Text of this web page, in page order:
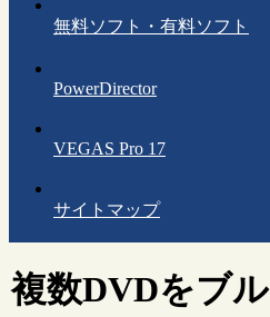
無料ソフト・有料ソフト
PowerDirector
VEGAS Pro 17
サイトマップ
複数DVDをブ